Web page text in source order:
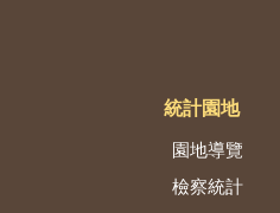
統計園地
園地導覽
檢察統計